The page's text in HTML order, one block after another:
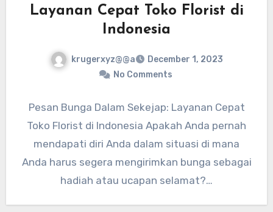
Layanan Cepat Toko Florist di
Indonesia
krugerxyz@@a
December 1, 2023
No Comments
Pesan Bunga Dalam Sekejap: Layanan Cepat
Toko Florist di Indonesia Apakah Anda pernah
mendapati diri Anda dalam situasi di mana
Anda harus segera mengirimkan bunga sebagai
hadiah atau ucapan selamat?…